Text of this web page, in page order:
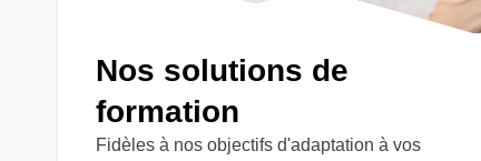
Nos solutions de
formation
Fidèles à nos objectifs d'adaptation à vos